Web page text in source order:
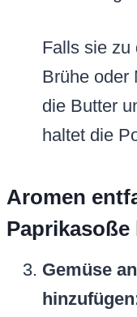
Falls sie zu
Brühe oder
die Butter
haltet die
Aromen
Gemüse